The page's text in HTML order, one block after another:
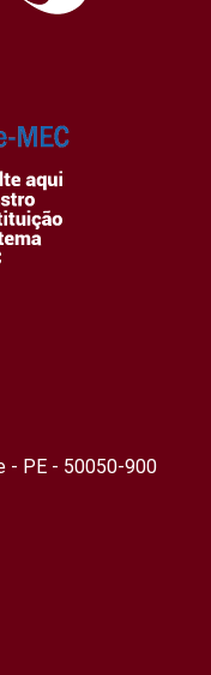
- PE - 50050-900